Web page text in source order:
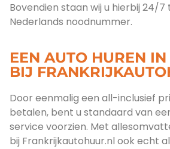
Bovendien staan wij u hierbij 24/7
Nederlands noodnummer.
EEN AUTO HUREN
BIJ
Door eenmalig een all-inclusief
betalen, bent u standaard van
service voorzien. Met
bij Frankrijkautohuur.nl ook echt